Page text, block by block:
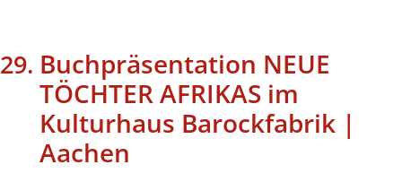
Buchpräsentation NEUE
TÖCHTER AFRIKAS im
Kulturhaus Barockfabrik |
Aachen